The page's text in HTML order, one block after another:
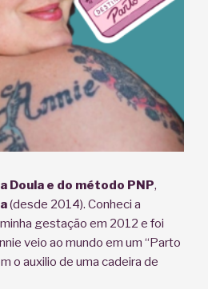
Doula e do método PNP,
(desde 2014). Conheci a
gestação em 2012 e foi
veio ao mundo em um “Parto
o auxilio de uma cadeira de